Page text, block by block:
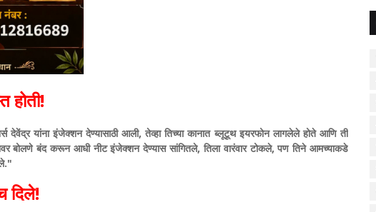
होती!
देवेंद्र यांना इंजेक्शन देण्यासाठी आली, तेव्हा तिच्या कानात ब्लूटूथ इयरफोन लागलेले होते आणि ती
बोलणे बंद करून आधी नीट इंजेक्शन देण्यास सांगितले, तिला वारंवार टोकले, पण तिने आमच्याकडे
दिले!